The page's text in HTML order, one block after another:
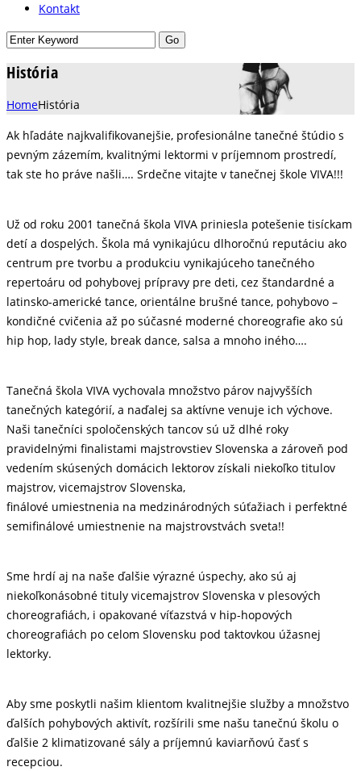
Kontakt
História
HomeHistória
Ak hľadáte najkvalifikovanejšie, profesionálne tanečné štúdio s
pevným zázemím, kvalitnými lektormi v príjemnom prostredí,
tak ste ho práve našli…. Srdečne vitajte v tanečnej škole VIVA!!!
Už od roku 2001 tanečná škola VIVA priniesla potešenie tisíckam
detí a dospelých. Škola má vynikajúcu dlhoročnú reputáciu ako
centrum pre tvorbu a produkciu vynikajúceho tanečného
repertoáru od pohybovej prípravy pre deti, cez štandardné a
latinsko-americké tance, orientálne brušné tance, pohybovo –
kondičné cvičenia až po súčasné moderné choreografie ako sú
hip hop, lady style, break dance, salsa a mnoho iného….
Tanečná škola VIVA vychovala množstvo párov najvyšších
tanečných kategórií, a naďalej sa aktívne venuje ich výchove.
Naši tanečníci spoločenských tancov sú už dlhé roky
pravidelnými finalistami majstrovstiev Slovenska a zároveň pod
vedením skúsených domácich lektorov získali niekoľko titulov
majstrov, vicemajstrov Slovenska,
finálové umiestnenia na medzinárodných súťažiach i perfektné
semifinálové umiestnenie na majstrovstvách sveta!!
Sme hrdí aj na naše ďalšie výrazné úspechy, ako sú aj
niekoľkonásobné tituly vicemajstrov Slovenska v plesových
choreografiách, i opakované víťazstvá v hip-hopových
choreografiách po celom Slovensku pod taktovkou úžasnej
lektorky.
Aby sme poskytli našim klientom kvalitnejšie služby a množstvo
ďalších pohybových aktivít, rozšírili sme našu tanečnú školu o
ďalšie 2 klimatizované sály a príjemnú kaviarňovú časť s
recepciou.